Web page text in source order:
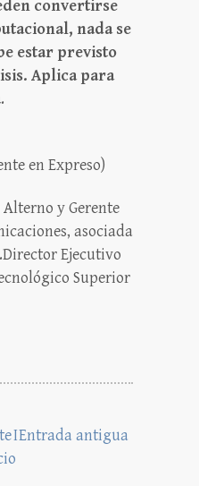
convertirse
nada se
estar previsto
Aplica para
.
en Expreso)
y Gerente
asociada
Ejecutivo
Superior
Entrada antigua
I